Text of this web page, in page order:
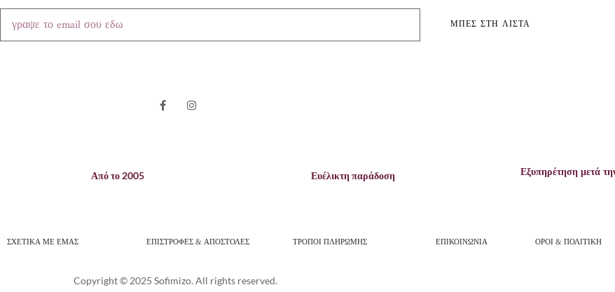
ΜΠΕΣ ΣΤΗ ΛΙΣΤΑ
Από το 2005 Ευέλικτη παράδοση Εξυπηρέτηση μετά
ΣΧΕΤΙΚΑ ΜΕ ΕΜΑΣ ΕΠΙΣΤΡΟΦΕΣ & ΑΠΟΣΤΟΛΕΣ ΤΡΟΠΟΙ ΠΛΗΡΩΜΗΣ ΕΠΙΚΟΙΝΩΝΙΑ ΟΡΟΙ & ΠΟΛΙΤΙΚΗ
Copyright © 2025 Sofimizo. All rights reserved.